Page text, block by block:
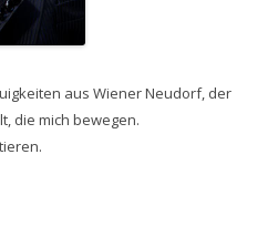
aus Wiener Neudorf, der
die mich bewegen.